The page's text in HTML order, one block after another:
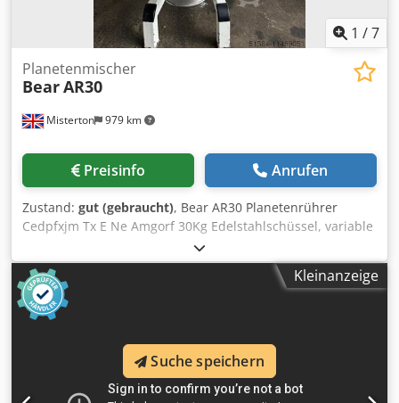
1 /7
Misterton 979 km
Planetenmischer
BearAR30
Preisinfo Anrufen
Zustand: gut (gebraucht), Bear AR30 Planetenrührer
Cedpfxjm Tx E Ne Amgorf 30Kg Edelstahlschüssel, variable
Geschwindigkeit, Schutzgitter aus Edelstahl, mit
Rührbesen, Knethaken und Schneebesenaufsatz, 3Ph
Kleinanzeige
Suche speichern